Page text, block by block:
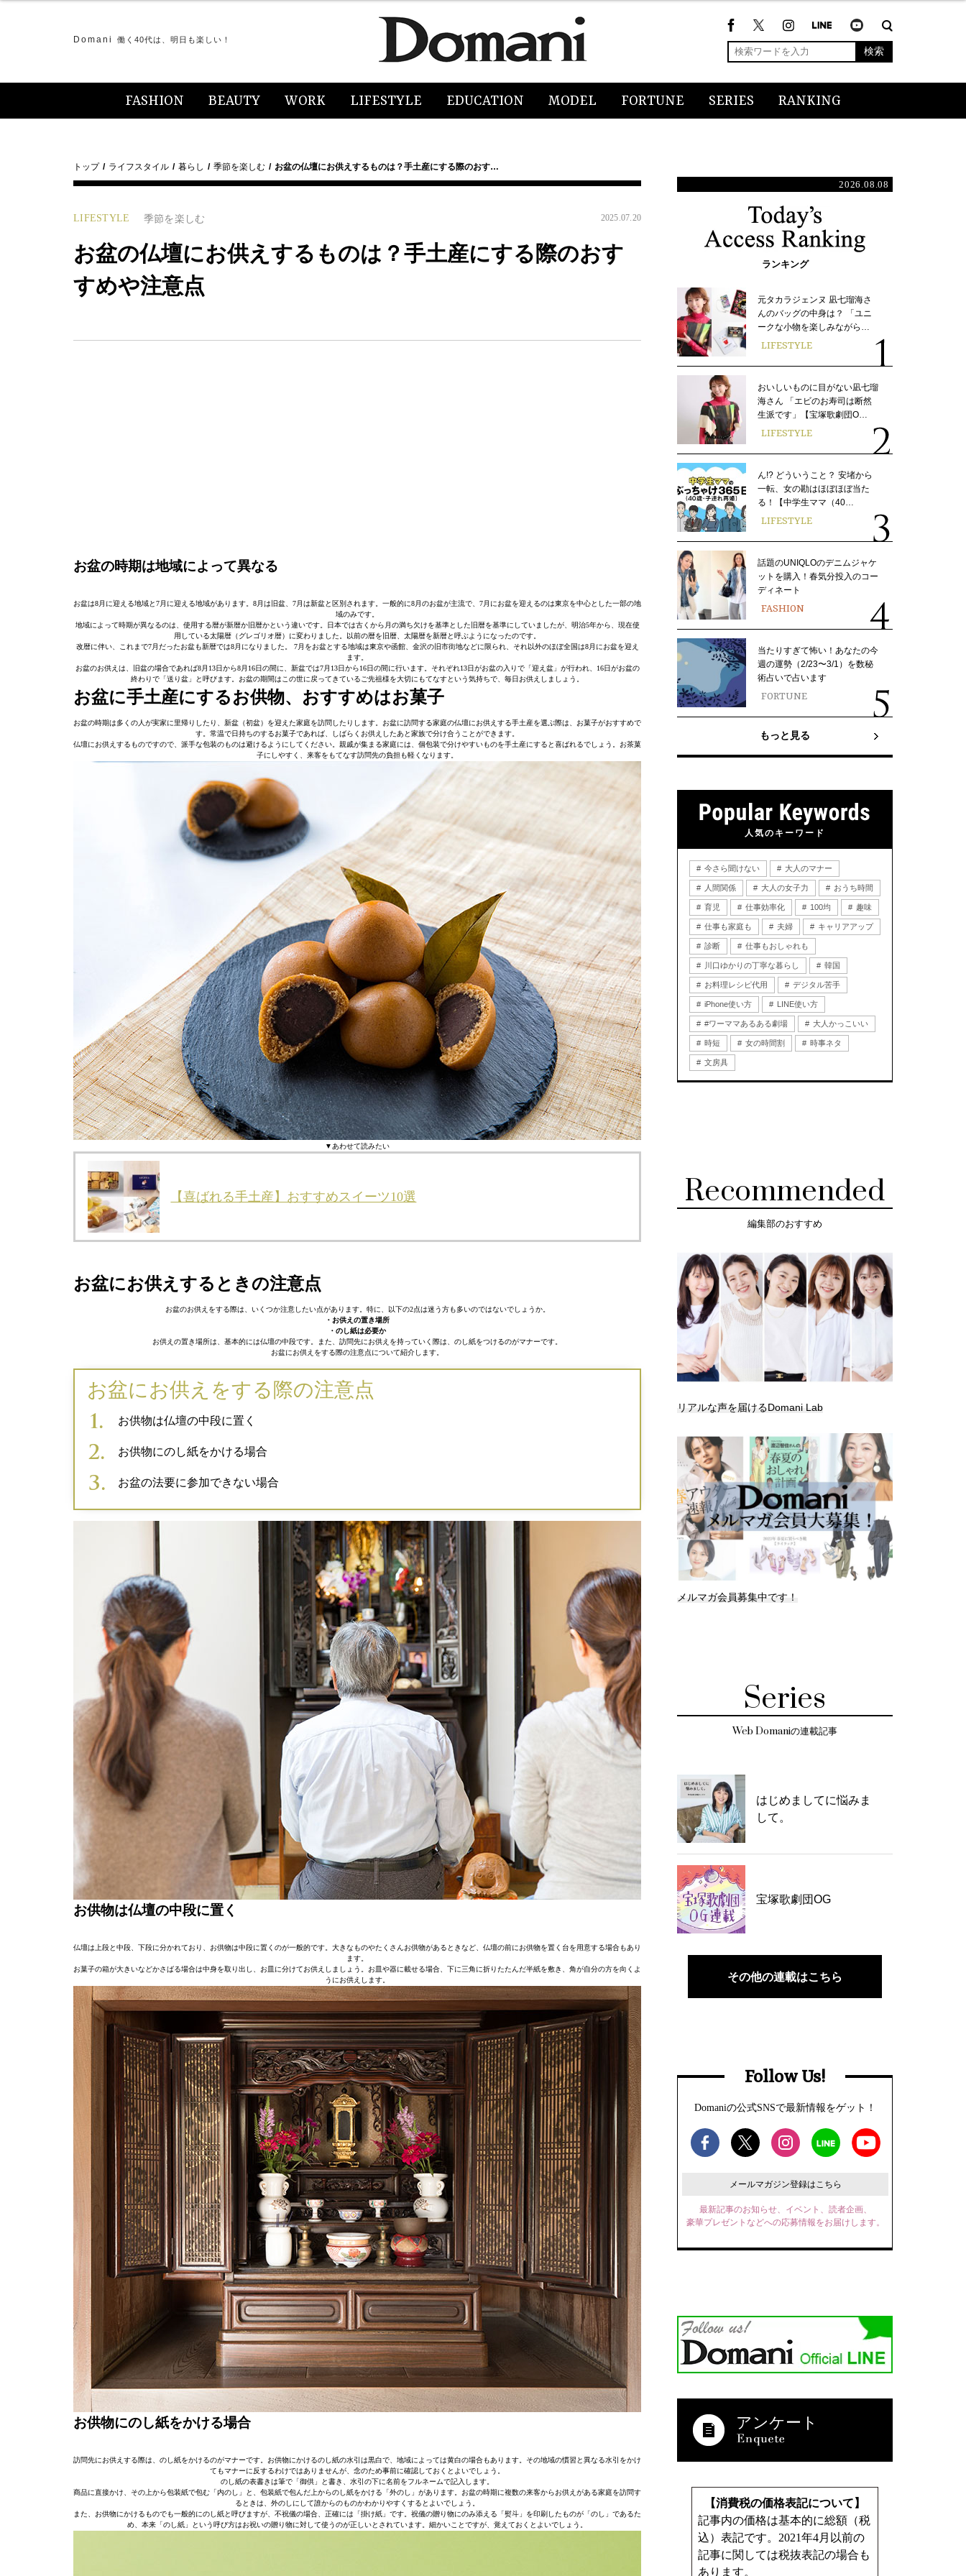
Domani 働く40代は、明日も楽しい！
検索
FASHION BEAUTY WORK LIFESTYLE EDUCATION MODEL FORTUNE SERIES RANKING
トップ ライフスタイル 暮らし 季節を楽しむ お盆の仏壇にお供えするものは？手土産にする際のおす…
LIFESTYLE 季節を楽しむ 2025.07.20
お盆の仏壇にお供えするものは？手土産にする際のおす
すめや注意点
お盆の時期は地域によって異なる
お盆は8月に迎える地域と7月に迎える地域があります。8月は旧盆、7月は新盆と区別されます。一般的に8月のお盆が主流で、7月にお盆を迎えるのは東京を中心とした一部の地
域のみです。
地域によって時期が異なるのは、使用する暦が新暦か旧暦かという違いです。日本では古くから月の満ち欠けを基準とした旧暦を基準にしていましたが、明治5年から、現在使
用している太陽暦（グレゴリオ暦）に変わりました。以前の暦を旧暦、太陽暦を新暦と呼ぶようになったのです。
改暦に伴い、これまで7月だったお盆も新暦では8月になりました。 7月をお盆とする地域は東京や函館、金沢の旧市街地などに限られ、それ以外のほぼ全国は8月にお盆を迎え
ます。
お盆のお供えは、旧盆の場合であれば8月13日から8月16日の間に、新盆では7月13日から16日の間に行います。それぞれ13日がお盆の入りで「迎え盆」が行われ、16日がお盆の
終わりで「送り盆」と呼びます。お盆の期間はこの世に戻ってきているご先祖様を大切にもてなすという気持ちで、毎日お供えしましょう。
お盆に手土産にするお供物、おすすめはお菓子
お盆の時期は多くの人が実家に里帰りしたり、新盆（初盆）を迎えた家庭を訪問したりします。お盆に訪問する家庭の仏壇にお供えする手土産を選ぶ際は、お菓子がおすすめで
す。常温で日持ちのするお菓子であれば、しばらくお供えしたあと家族で分け合うことができます。
仏壇にお供えするものですので、派手な包装のものは避けるようにしてください。親戚が集まる家庭には、個包装で分けやすいものを手土産にすると喜ばれるでしょう。お茶菓
子にしやすく、来客をもてなす訪問先の負担も軽くなります。
▼あわせて読みたい
【喜ばれる手土産】おすすめスイーツ10選
お盆にお供えするときの注意点
お盆のお供えをする際は、いくつか注意したい点があります。特に、以下の2点は迷う方も多いのではないでしょうか。
・お供えの置き場所
・のし紙は必要か
お供えの置き場所は、基本的には仏壇の中段です。また、訪問先にお供えを持っていく際は、のし紙をつけるのがマナーです。
お盆にお供えをする際の注意点について紹介します。
お盆にお供えをする際の注意点
お供物は仏壇の中段に置く
お供物にのし紙をかける場合
お盆の法要に参加できない場合
お供物は仏壇の中段に置く
仏壇は上段と中段、下段に分かれており、お供物は中段に置くのが一般的です。大きなものやたくさんお供物があるときなど、仏壇の前にお供物を置く台を用意する場合もあり
ます。
お菓子の箱が大きいなどかさばる場合は中身を取り出し、お皿に分けてお供えしましょう。お皿や器に載せる場合、下に三角に折りたたんだ半紙を敷き、角が自分の方を向くよ
うにお供えします。
お供物にのし紙をかける場合
訪問先にお供えする際は、のし紙をかけるのがマナーです。お供物にかけるのし紙の水引は黒白で、地域によっては黄白の場合もあります。その地域の慣習と異なる水引をかけ
てもマナーに反するわけではありませんが、念のため事前に確認しておくとよいでしょう。
のし紙の表書きは筆で「御供」と書き、水引の下に名前をフルネームで記入します。
商品に直接かけ、その上から包装紙で包む「内のし」と、包装紙で包んだ上からのし紙をかける「外のし」があります。お盆の時期に複数の来客からお供えがある家庭を訪問す
るときは、外のしにして誰からのものかわかりやすくするとよいでしょう。
また、お供物にかけるものでも一般的にのし紙と呼びますが、不祝儀の場合、正確には「掛け紙」です。祝儀の贈り物にのみ添える「熨斗」を印刷したものが「のし」であるた
め、本来「のし紙」という呼び方はお祝いの贈り物に対して使うのが正しいとされています。細かいことですが、覚えておくとよいでしょう。
2026.08.08
ランキング
元タカラジェンヌ 凪七瑠海さ
んのバッグの中身は？ 「ユニ
ークな小物を楽しみながら…
LIFESTYLE
おいしいものに目がない凪七瑠
海さん 「エビのお寿司は断然
生派です」【宝塚歌劇団O…
LIFESTYLE
ん!? どういうこと？ 安堵から
一転、女の勘はほぼほぼ当た
る！【中学生ママ（40…
LIFESTYLE
話題のUNIQLOのデニムジャケ
ットを購入！春気分投入のコー
ディネート
FASHION
当たりすぎて怖い！あなたの今
週の運勢（2/23〜3/1）を数秘
術占いで占います
FORTUNE
もっと見る
人気のキーワード
今さら聞けない 大人のマナー
人間関係 大人の女子力 おうち時間
育児 仕事効率化 100均 趣味
仕事も家庭も 夫婦 キャリアアップ
診断 仕事もおしゃれも
川口ゆかりの丁寧な暮らし 韓国
お料理レシピ代用 デジタル苦手
iPhone使い方 LINE使い方
#ワーママあるある劇場 大人かっこいい
時短 女の時間割 時事ネタ
文房具
Recommended
編集部のおすすめ
リアルな声を届けるDomani Lab
メルマガ会員募集中です！
Series
Web Domaniの連載記事
はじめましてに悩みま
して。
宝塚歌劇団OG
その他の連載はこちら
Follow Us!
Domaniの公式SNSで最新情報をゲット！
メールマガジン登録はこちら
最新記事のお知らせ、イベント、読者企画、
豪華プレゼントなどへの応募情報をお届けします。
アンケート
【消費税の価格表記について】
記事内の価格は基本的に総額（税
込）表記です。2021年4月以前の
記事に関しては税抜表記の場合も
あります。